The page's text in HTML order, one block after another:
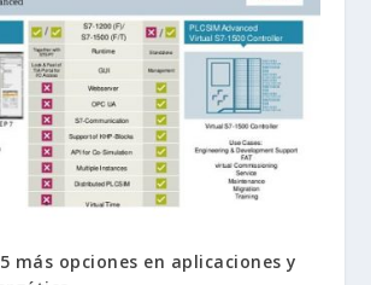
más opciones en aplicaciones y